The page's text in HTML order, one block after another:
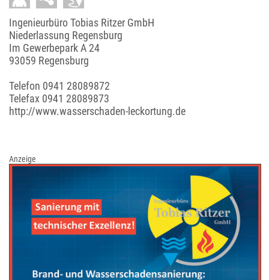
Ingenieurbüro Tobias Ritzer GmbH
Niederlassung Regensburg
Im Gewerbepark A 24
93059 Regensburg
Telefon 0941 28089872
Telefax 0941 28089873
http://www.wasserschaden-leckortung.de
Anzeige